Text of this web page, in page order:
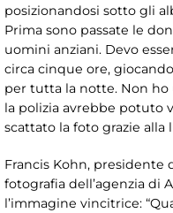
posizionandosi sotto gli
Prima sono passate le
uomini anziani. Devo
circa cinque ore,
per tutta la notte. Non
la polizia avrebbe potuto
scattato la foto grazie alla
Francis Kohn, presidente
fotografia dell’agenzia di
l’immagine vincitrice: